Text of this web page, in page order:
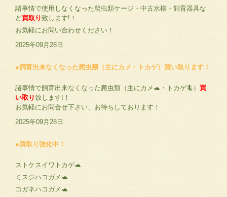
諸事情で使用しなくなった爬虫類ケージ・中古水槽・飼育器具な
ど買取り致します!！
お気軽にお問い合わせください！
2025年09月28日
●飼育出来なくなった爬虫類（主にカメ・トカゲ）買い取ります！
諸事情で飼育出来なくなった爬虫類（主にカメ🐢・トカゲ🦎） 買
い取り致します!！
お気軽にお問合せ下さい、お待ちしております！
2025年09月28日
●買取り強化中！
ストケスイワトカゲ🐢
ミスジハコガメ🐢
コガネハコガメ🐢